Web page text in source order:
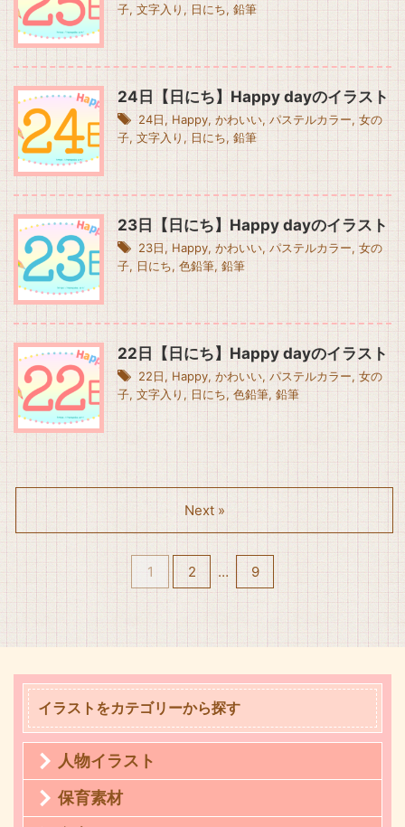
子, 文字入り, 日にち, 鉛筆
24日【日にち】Happy dayのイラスト
24日, Happy, かわいい, パステルカラー, 女の
子,文字入り , 日にち, 鉛筆
23日【日にち】Happy dayのイラスト
23日, Happy, かわいい, パステルカラー, 女の
子, 日にち, 色鉛筆, 鉛筆
22日【日にち】Happy dayのイラスト
22日, Happy, かわいい, パステルカラー, 女の
子, 文字入り , 日にち, 色鉛筆, 鉛筆
1 2 … 9
Next »
イラストをカテゴリーから探す
人物イラスト
保育素材